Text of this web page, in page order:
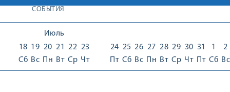
СОБЫТИЯ
Июль
18
Сб
19
Вс
20
Пн
21
Вт
22
Ср
23
Чт
24
Пт
25
Сб
26
Вс
27
Пн
28
Вт
29
Ср
30
Чт
31
Пт
1
Сб
2
Вс